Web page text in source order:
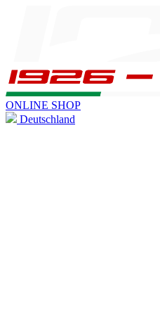
ONLINE SHOP
Deutschland